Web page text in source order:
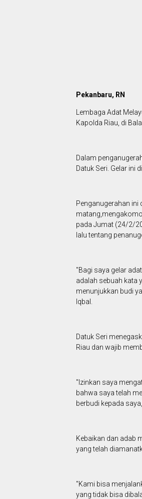
Pekanbaru, RN
Lembaga Adat
Kapolda Riau, di
Dalam
Datuk Seri. Gelar ini
Penganugerahan ini
pada Jumat (24/2/
lalu tentang
"Bagi saya gelar
adalah sebuah kata
menunjukkan budi
Iqbal.
Datuk Seri
Riau dan wajib
"Izinkan saya
bahwa saya telah
berbudi kepada
Kebaikan dan adab
yang telah
"Kami bisa
yang tidak bisa